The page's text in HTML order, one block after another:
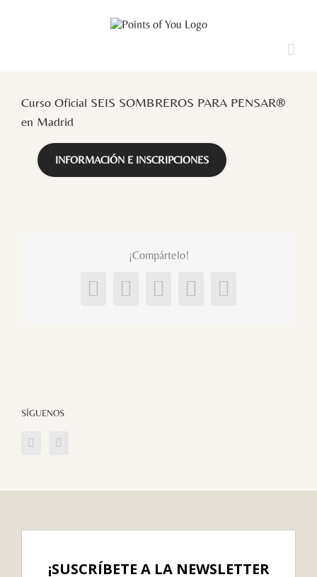
más
grande
Curso Oficial SEIS SOMBREROS PARA PENSAR®
en Madrid
INFORMACIÓN E INSCRIPCIONES
¡Compártelo!
Facebook
X LinkedIn
Pinterest
Correo
SÍGUENOS